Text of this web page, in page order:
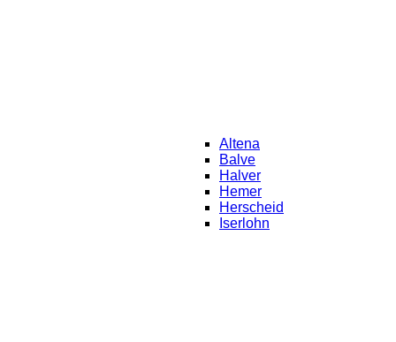
Altena
Balve
Halver
Hemer
Herscheid
Iserlohn